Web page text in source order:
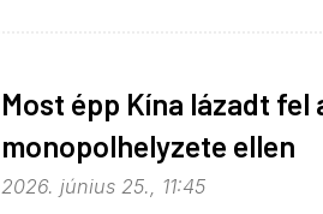
Most épp Kína lázadt fel
monopolhelyzete ellen
2026. június 25., 11:45